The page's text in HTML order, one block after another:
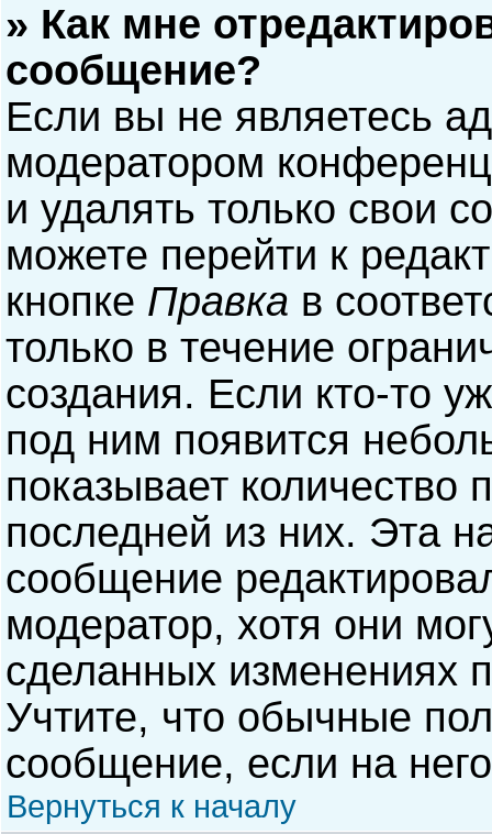
» Как мне
сообщение?
Если вы не являетесь
модератором
и удалять только свои
можете перейти к
кнопке Правка в
только в течение
создания. Если кто-то
под ним появится
показывает количество
последней из них. Эта
сообщение
модератор, хотя они
сделанных изменениях
Учтите, что обычные
сообщение, если на
Вернуться к началу